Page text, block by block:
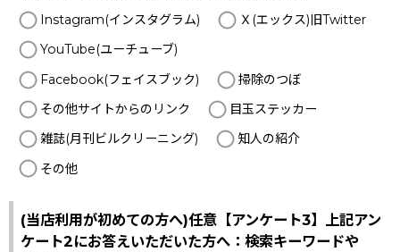
Instagram(インスタグラム)
Ｘ(エックス)旧Twitter
YouTube(ユーチューブ)
Facebook(フェイスブック)
掃除のつぼ
その他サイトからのリンク
目玉ステッカー
雑誌(月刊ビルクリーニング)
知人の紹介
その他
(当店利用が初めての方へ)任意【アンケート3】上記アン
ケート2にお答えいただいた方へ：検索キーワードや